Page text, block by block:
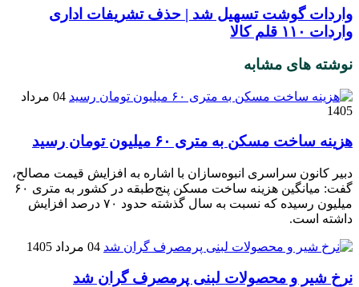
واردات گوشت تسهیل شد | حذف تشریفات اداری
واردات ۱۱۰ قلم کالا
نوشته های مشابه
04 مرداد
1405
هزینه ساخت مسکن به متری ۶۰ میلیون تومان رسید
دبیر کانون سراسری انبوه‌سازان با اشاره به افزایش قیمت مصالح،
گفت: میانگین هزینه ساخت مسکن پنج‌طبقه در کشور به متری ۶۰
میلیون رسیده که نسبت به سال گذشته حدود ۷۰ درصد افزایش
داشته است.
04 مرداد 1405
نرخ شیر و محصولات لبنی پرمصرف گران شد